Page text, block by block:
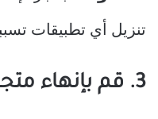
تنزيل أي تطبيقات
3. قم بإنهاء متجر تطبيقات MAC